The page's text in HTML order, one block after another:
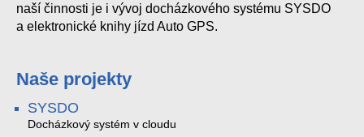
naší činnosti je i vývoj docházkového systému SYSDO
a elektronické knihy jízd Auto GPS.
Naše projekty
SYSDO
Docházkový systém v cloudu